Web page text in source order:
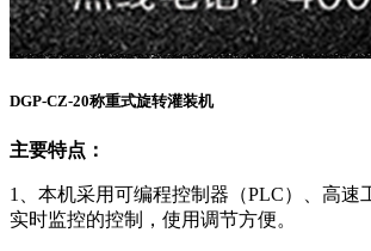
DGP-CZ-20称重式旋转灌装机
主要特点：
1、本机采用可编程控制器（PLC）、高速
实时监控的控制，使用调节方便。